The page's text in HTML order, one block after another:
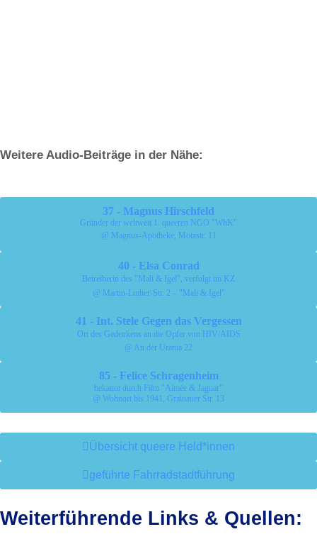
Weitere Audio-Beiträge in der Nähe:
37 - Magnus Hirschfeld
Gründer der weltweit 1. queeren NGO "WhK"
@ Magnus-Apotheke, Motzstr. 11
40 - Elsa Conrad
Betreiberin des "Mali & Igel", verfolgt im KZ
@ Martin-Luther-Str. 2 – "Mali & Igel"
41 - Int. Stele Gegen das Vergessen
Ort des Gedenkens an die Opfer von HIV/AIDS
@ An der Urania 22
85 - Felice Schragenheim
bekannt durch Film "Aimée & Jaguar"
@ Wohnort bis 1941, Grainauer Str. 13
Übersicht queere Held*innen
geführte Fahrradstadtführung
Weiterführende Links & Quellen: